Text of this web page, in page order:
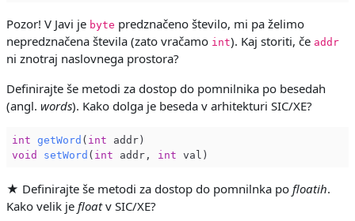
Pozor! V Javi je byte predznačeno število, mi pa želimo
nepredznačena števila (zato vračamo int). Kaj storiti, če addr
ni znotraj naslovnega prostora?
Definirajte še metodi za dostop do pomnilnika po besedah
(angl. words). Kako dolga je beseda v arhitekturi SIC/XE?
int getWord ( int addr)
void
setWord ( int addr, int val)
★ Definirajte še metodi za dostop do pomnilnka po floatih.
Kako velik je floatv SIC/XE?